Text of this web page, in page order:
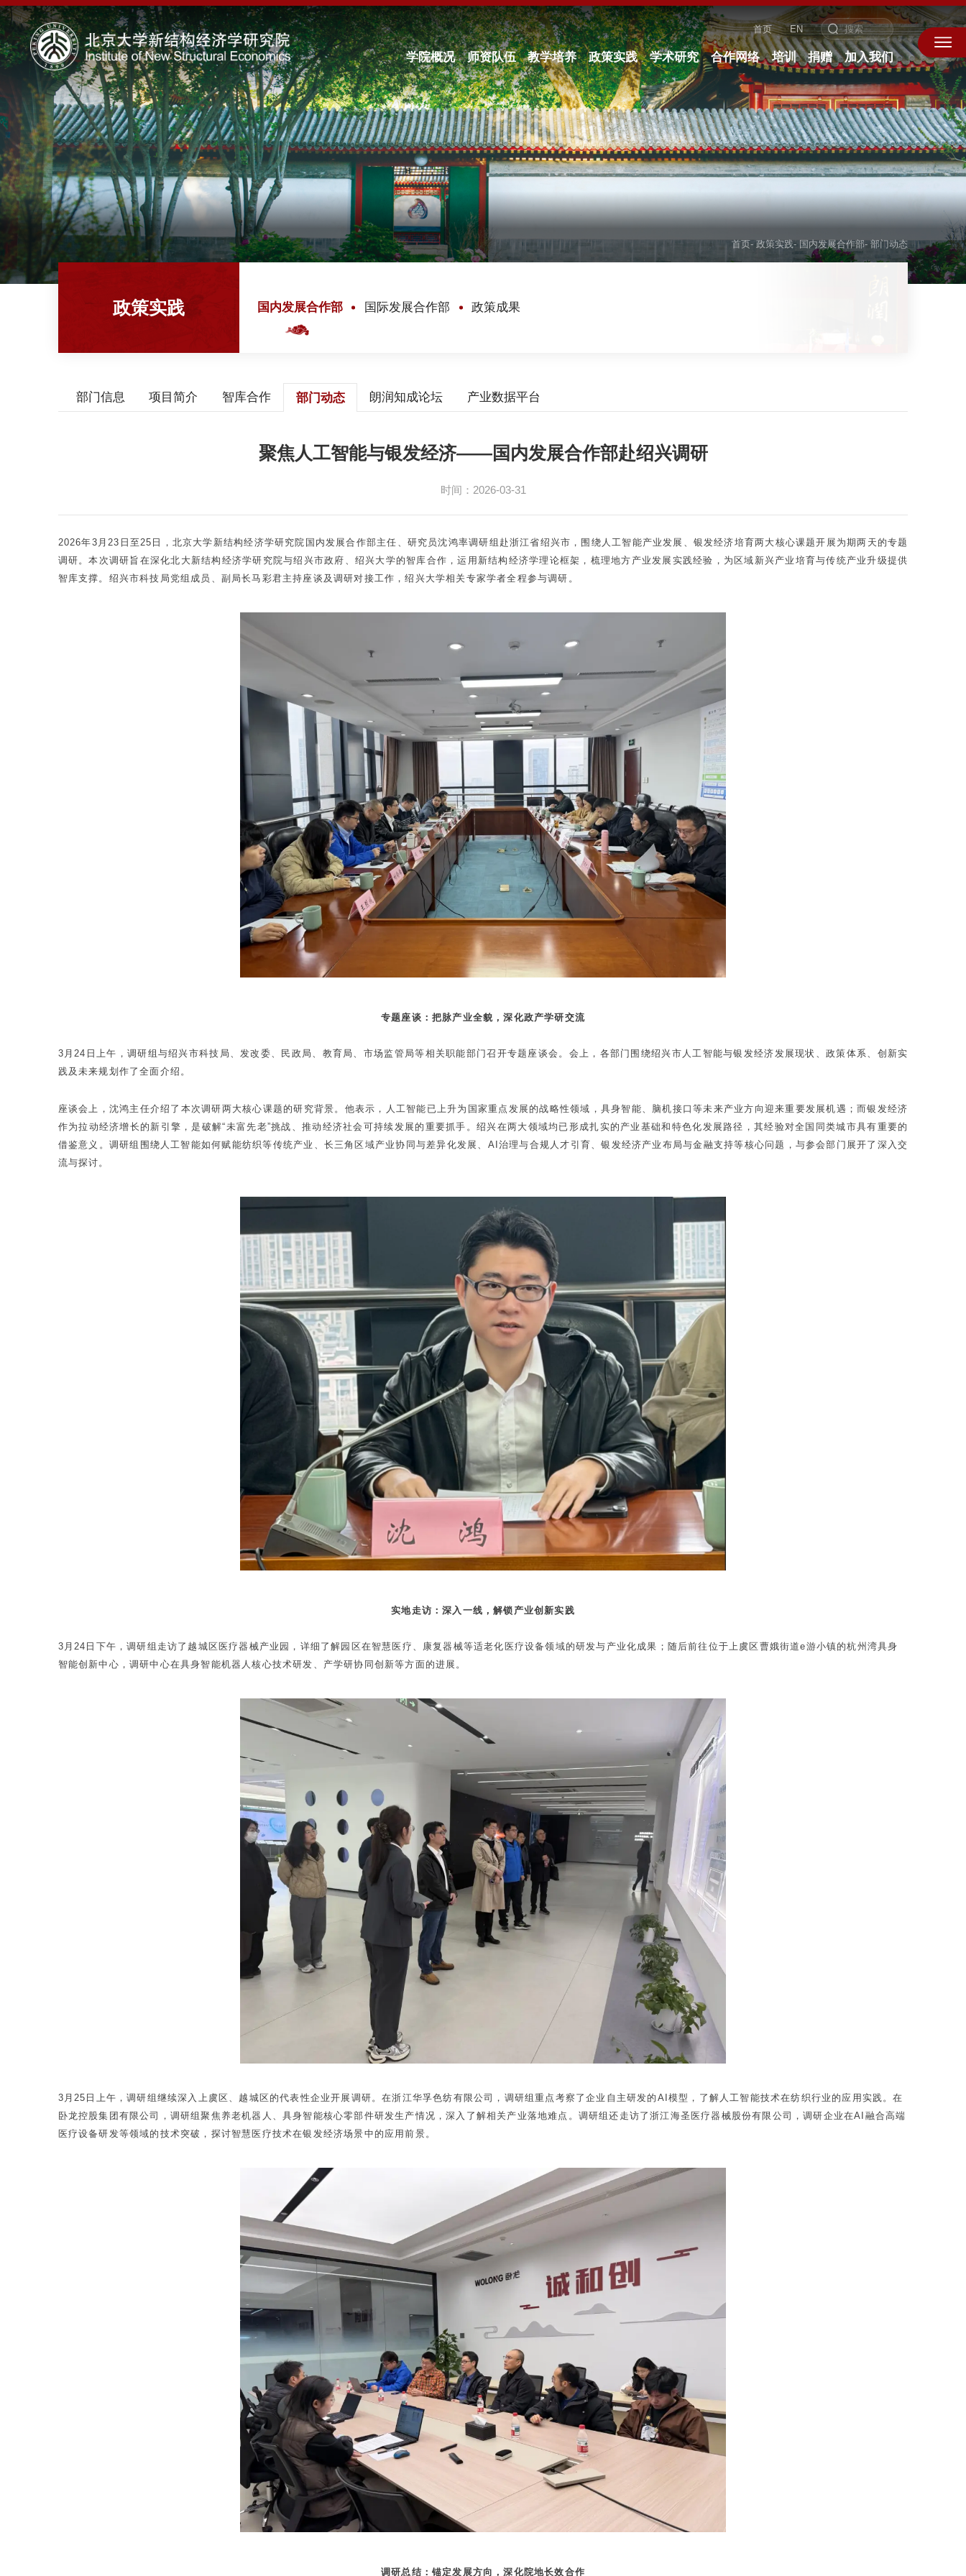
首页 EN
学院概况 师资队伍 教学培养 政策实践 学术研究 合作网络 培训 捐赠 加入我们
首页- 政策实践- 国内发展合作部- 部门动态
政策实践 国内发展合作部 国际发展合作部 政策成果
部门信息 项目简介 智库合作 部门动态 朗润知成论坛 产业数据平台
聚焦人工智能与银发经济——国内发展合作部赴绍兴调研
时间：2026-03-31
2026年3月23日至25日，北京大学新结构经济学研究院国内发展合作部主任、研究员沈鸿率调研组赴浙江省绍兴市，围绕人工智能产业发展、银发经济培育两大核心课题开展为期两天的专题
调研。本次调研旨在深化北大新结构经济学研究院与绍兴市政府、绍兴大学的智库合作，运用新结构经济学理论框架，梳理地方产业发展实践经验，为区域新兴产业培育与传统产业升级提供
智库支撑。绍兴市科技局党组成员、副局长马彩君主持座谈及调研对接工作，绍兴大学相关专家学者全程参与调研。
专题座谈：把脉产业全貌，深化政产学研交流
3月24日上午，调研组与绍兴市科技局、发改委、民政局、教育局、市场监管局等相关职能部门召开专题座谈会。会上，各部门围绕绍兴市人工智能与银发经济发展现状、政策体系、创新实
践及未来规划作了全面介绍。
座谈会上，沈鸿主任介绍了本次调研两大核心课题的研究背景。他表示，人工智能已上升为国家重点发展的战略性领域，具身智能、脑机接口等未来产业方向迎来重要发展机遇；而银发经济
作为拉动经济增长的新引擎，是破解“未富先老”挑战、推动经济社会可持续发展的重要抓手。绍兴在两大领域均已形成扎实的产业基础和特色化发展路径，其经验对全国同类城市具有重要的
借鉴意义。调研组围绕人工智能如何赋能纺织等传统产业、长三角区域产业协同与差异化发展、AI治理与合规人才引育、银发经济产业布局与金融支持等核心问题，与参会部门展开了深入交
流与探讨。
实地走访：深入一线，解锁产业创新实践
3月24日下午，调研组走访了越城区医疗器械产业园，详细了解园区在智慧医疗、康复器械等适老化医疗设备领域的研发与产业化成果；随后前往位于上虞区曹娥街道e游小镇的杭州湾具身
智能创新中心，调研中心在具身智能机器人核心技术研发、产学研协同创新等方面的进展。
3月25日上午，调研组继续深入上虞区、越城区的代表性企业开展调研。在浙江华孚色纺有限公司，调研组重点考察了企业自主研发的AI模型，了解人工智能技术在纺织行业的应用实践。在
卧龙控股集团有限公司，调研组聚焦养老机器人、具身智能核心零部件研发生产情况，深入了解相关产业落地难点。调研组还走访了浙江海圣医疗器械股份有限公司，调研企业在AI融合高端
医疗设备研发等领域的技术突破，探讨智慧医疗技术在银发经济场景中的应用前景。
调研总结：锚定发展方向，深化院地长效合作